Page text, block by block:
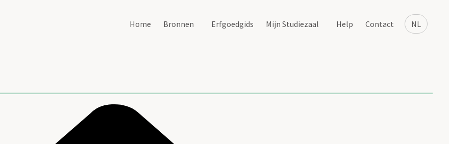
NL
Home Bronnen Erfgoedgids Mijn Studiezaal Help Contact